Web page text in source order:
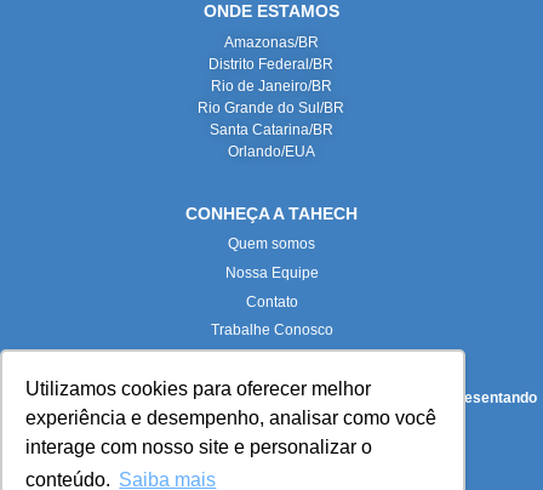
Utilizamos cookies para oferecer melhor
experiência e desempenho, analisar como você
interage com nosso site e personalizar o
conteúdo. Saiba mais
ONDE ESTAMOS
Amazonas/BR
Distrito Federal/BR
Rio de Janeiro/BR
Rio Grande do Sul/BR
Santa Catarina/BR
Orlando/EUA
CONHEÇA A TAHECH
Quem somos
Nossa Equipe
Contato
Trabalhe Conosco
Todas as imagens deste site foram produzidas internamente, representando
fielmente nossas instalações e equipe.
Paloma Maria Turkot Pieta (